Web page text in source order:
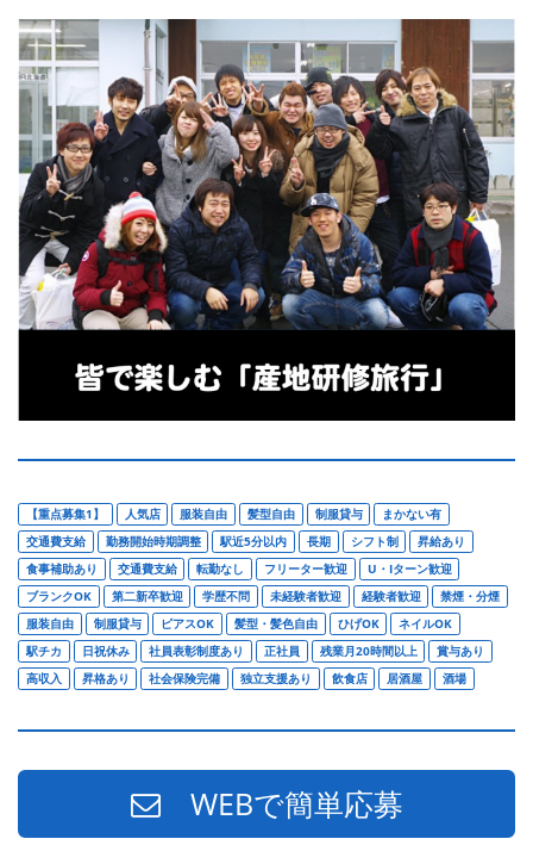
【重点募集1】 人気店 服装自由 髪型自由 制服貸与
まかない有
交通費支給
勤務開始時期調整 駅近5分以内 長期 シフト制
昇給あり
食事補助あり
交通費支給 転勤なし フリーター歓迎
U・Iターン歓迎
ブランクOK
第二新卒歓迎 学歴不問 未経験者歓迎 経験者歓迎
禁煙・分煙
服装自由
制服貸与 ピアスOK 髪型・髪色自由 ひげOK
ネイルOK
駅チカ
日祝休み 社員表彰制度あり 正社員 残業月20時間以上
賞与あり
高収入
昇格あり 社会保険完備 独立支援あり 飲食店 居酒屋 酒場
WEBで簡単応募